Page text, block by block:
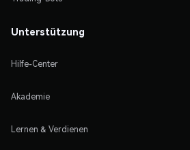
Unterstützung
Hilfe-Center
Akademie
Lernen & Verdienen